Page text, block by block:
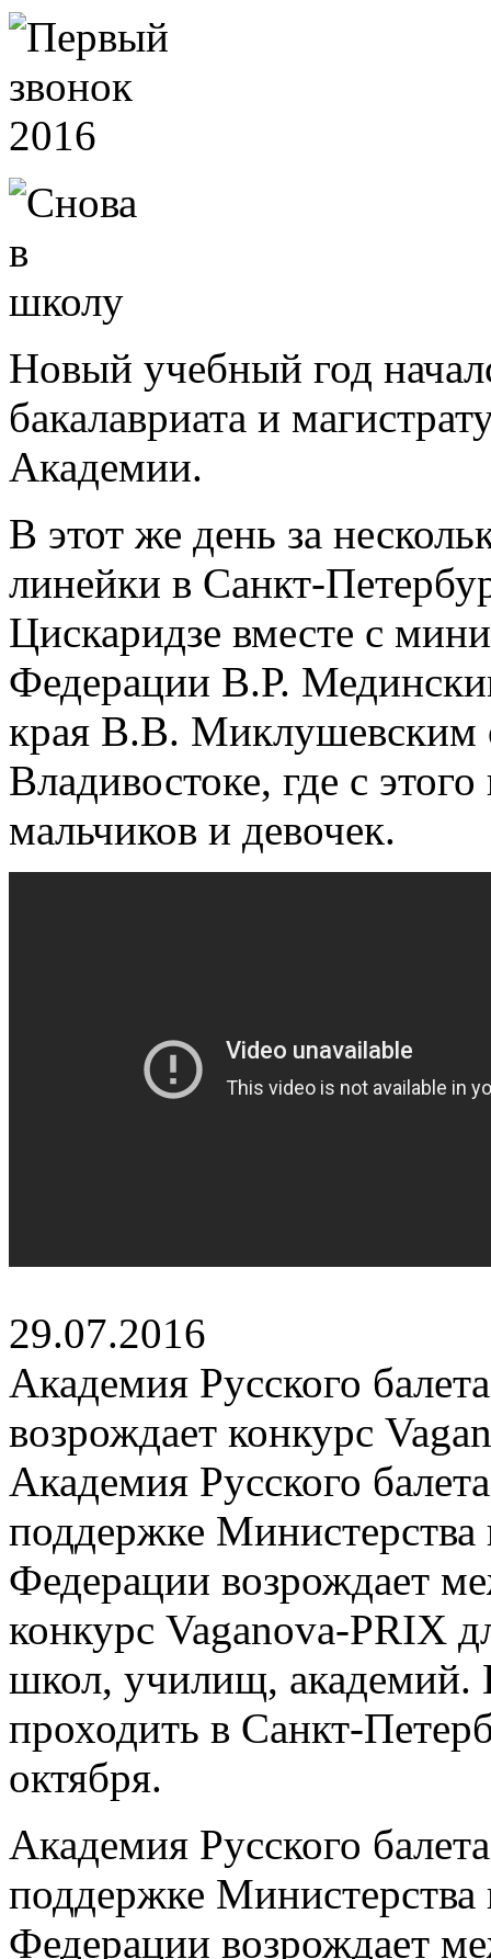
Новый учебный год
бакалавриата и
Академии.
В этот же день за
линейки в Санкт-
Цискаридзе вместе с
Федерации В.Р.
края В.В. Миклушевским
Владивостоке, где с
мальчиков и девочек.
29.07.2016
Академия Русского
возрождает конкурс
Академия Русского
поддержке Министерства
Федерации возрождает
конкурс Vaganova-PRIX
школ, училищ, академий.
проходить в Санкт-
октября.
Академия Русского
поддержке Министерства
Федерации возрождает